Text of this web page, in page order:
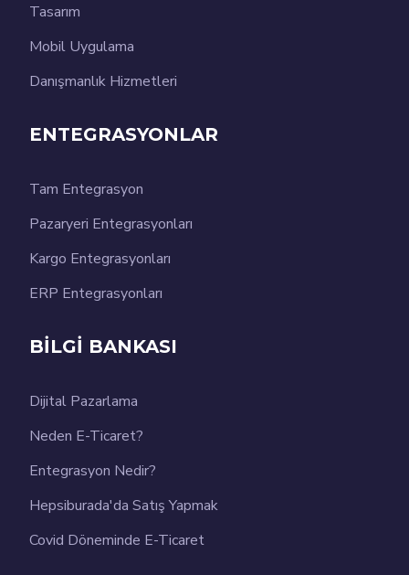
Tasarım
Mobil Uygulama
Danışmanlık Hizmetleri
ENTEGRASYONLAR
Tam Entegrasyon
Pazaryeri Entegrasyonları
Kargo Entegrasyonları
ERP Entegrasyonları
BİLGİ BANKASI
Dijital Pazarlama
Neden E-Ticaret?
Entegrasyon Nedir?
Hepsiburada'da Satış Yapmak
Covid Döneminde E-Ticaret